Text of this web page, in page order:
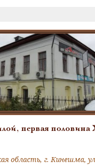
первая половина